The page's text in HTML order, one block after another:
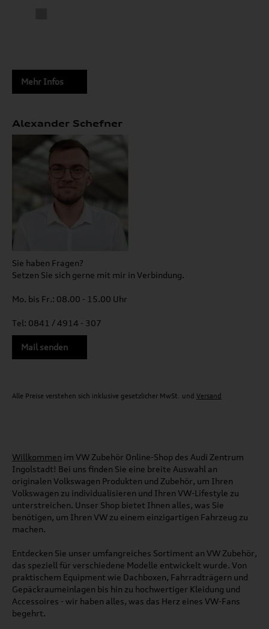
Mehr Infos
Alexander Schefner
Sie haben Fragen?
Setzen Sie sich gerne mit mir in Verbindung.
Mo. bis Fr.: 08.00 - 15.00 Uhr
Tel: 0841 / 4914 - 307
Mail senden
Alle Preise verstehen sich inklusive gesetzlicher MwSt. und Versand
Willkommen im VW Zubehör Online-Shop des Audi Zentrum
Ingolstadt! Bei uns finden Sie eine breite Auswahl an
originalen Volkswagen Produkten und Zubehör, um Ihren
Volkswagen zu individualisieren und Ihren VW-Lifestyle zu
unterstreichen. Unser Shop bietet Ihnen alles, was Sie
benötigen, um Ihren VW zu einem einzigartigen Fahrzeug zu
machen.
Entdecken Sie unser umfangreiches Sortiment an VW Zubehör,
das speziell für verschiedene Modelle entwickelt wurde. Von
praktischem Equipment wie Dachboxen, Fahrradträgern und
Gepäckraumeinlagen bis hin zu hochwertiger Kleidung und
Accessoires - wir haben alles, was das Herz eines VW-Fans
begehrt.